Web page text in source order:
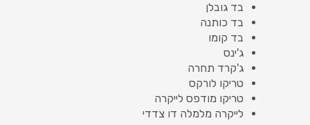
בד גובלן
בד כותנה
בד קומו
ג'ינס
ג'קרד תחרה
טריקו לורקס
טריקו מודפס לייקרה
לייקרה מלמלה דו צדדי